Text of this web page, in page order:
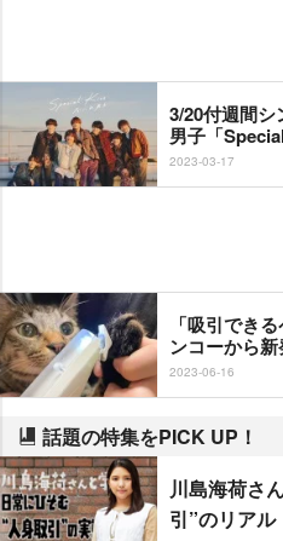
3/20付週間
男子「
2023-03-17
「吸引でき
ンコーから
2023-06-16
話題の特集をPICK UP！
川島海荷さ
引”のリアル